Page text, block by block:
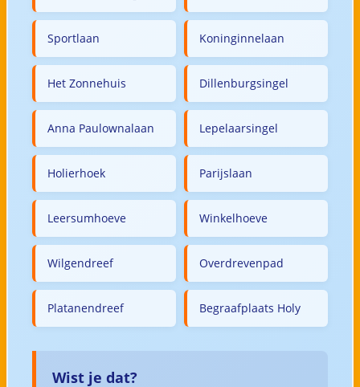
Sportlaan Koninginnelaan
Het Zonnehuis Dillenburgsingel
Anna Paulownalaan Lepelaarsingel
Holierhoek Parijslaan
Leersumhoeve Winkelhoeve
Wilgendreef Overdrevenpad
Platanendreef Begraafplaats Holy
Wist je dat?